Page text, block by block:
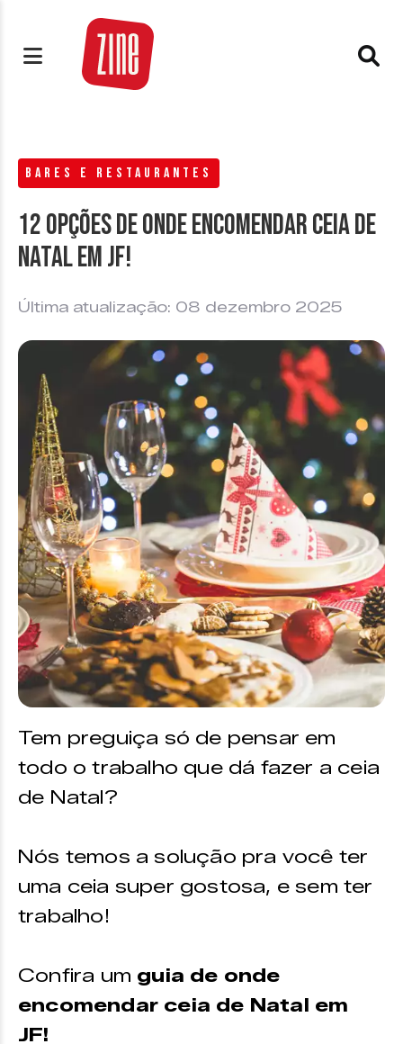
BARES E RESTAURANTES
12 opções de onde encomendar Ceia de
Natal em JF!
Última atualização: 08 dezembro 2025
Tem preguiça só de pensar em
todo o trabalho que dá fazer a ceia
de Natal?
Nós temos a solução pra você ter
uma ceia super gostosa, e sem ter
trabalho!
Confira um guia de onde
encomendar ceia de Natal em
JF!